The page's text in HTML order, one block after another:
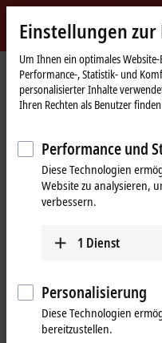
Beckhoff
-
New
Automation
Technology
StartseiteProdukte I/O
IP5xxx-Bxxx |
Winkel-/
SSI-Geber-Interface
Inkremental-Encoder-Interface
Einstellungen
Um Ihnen ein optimales
Performance-, Statistik- und
personalisierter Inhalte
Ihren Rechten als Benutzer
Performance und
Diese Technologien
Website zu analysieren,
verbessern.
1 Dienst
Personalisierung
Diese Technologien
bereitzustellen.